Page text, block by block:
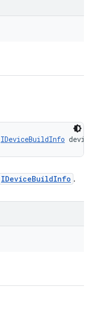
IDeviceBuildInfo
IDeviceBuildInfo .